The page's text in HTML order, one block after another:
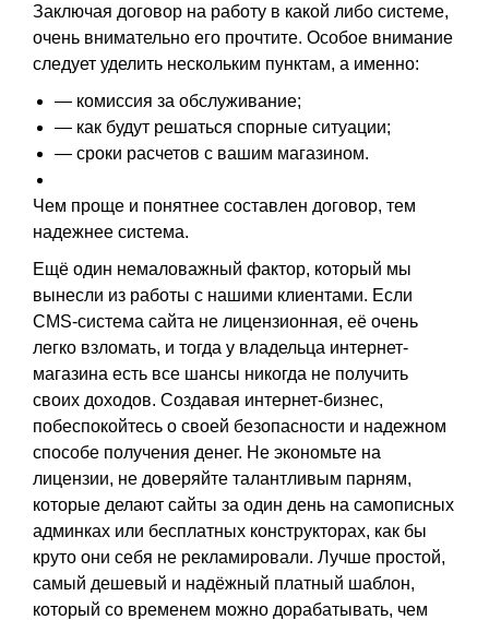
Заключая договор на работу в какой либо системе,
очень внимательно его прочтите. Особое внимание
следует уделить нескольким пунктам, а именно:
— комиссия за обслуживание;
— как будут решаться спорные ситуации;
— сроки расчетов с вашим магазином.
Чем проще и понятнее составлен договор, тем
надежнее система.
Ещё один немаловажный фактор, который мы
вынесли из работы с нашими клиентами. Если
CMS-система сайта не лицензионная, её очень
легко взломать, и тогда у владельца интернет-
магазина есть все шансы никогда не получить
своих доходов. Создавая интернет-бизнес,
побеспокойтесь о своей безопасности и надежном
способе получения денег. Не экономьте на
лицензии, не доверяйте талантливым парням,
которые делают сайты за один день на самописных
админках или бесплатных конструкторах, как бы
круто они себя не рекламировали. Лучше простой,
самый дешевый и надёжный платный шаблон,
который со временем можно дорабатывать, чем